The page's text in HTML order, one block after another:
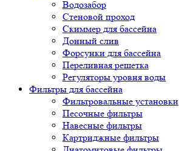
Водозабор
Стеновой проход
Скиммер для бассейна
Донный слив
Форсунки для бассейна
Переливная решетка
Регуляторы уровня воды
Фильтры для бассейна
Фильтровальные установки
Песочные фильтры
Навесные фильтры
Картриджные фильтры